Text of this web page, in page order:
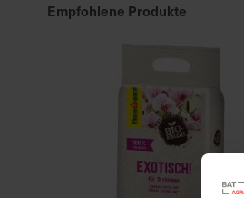
Empfohlene Produkte